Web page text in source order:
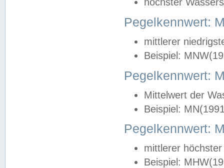
Pegelkennwert:
mittlerer
Beispiel:
Pegelkennwert:
Mittelwert der
Beispiel:
Pegelkennwert:
mittlerer
Beispiel: